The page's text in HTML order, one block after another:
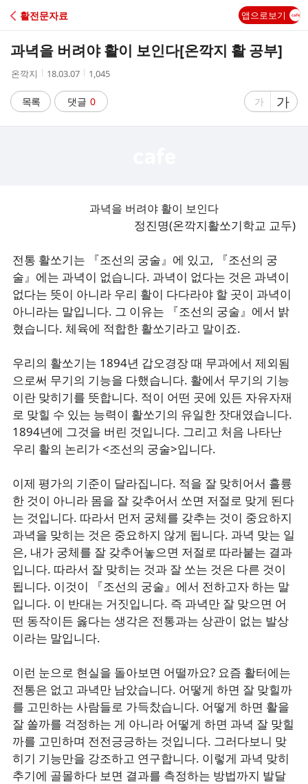
C
A
활전문자료 앱으로보기
과녁을 버려야 활이 보인다[온깍지 활 공부]
작
자
온깍지
작
시
간
18.03.07
조
수
1,045
목록 댓글 0
글
가
글
자
가
과녁을 버려야 활이 보인다
정진명(온깍지활쏘기학교 교두)
전통 활쏘기는 『조선의 궁술』에 있고, 『조선의 궁
술』에는 과녁이 없습니다. 과녁이 없다는 것은 과녁이
없다는 뜻이 아니라 우리 활이 다다라야 할 곳이 과녁이
아니라는 말입니다. 그 이유는 『조선의 궁술』에서 밝
혔습니다. 체육에 적합한 활쏘기라고 말이죠.
우리의 활쏘기는 1894년 갑오경장 때 무과에서 제외됨
으로써 무기의 기능을 다했습니다. 활에서 무기의 기능
이란 맞히기를 뜻합니다. 적이 어떤 곳에 있든 자유자재
로 맞힐 수 있는 능력이 활쏘기의 유일한 잣대였습니다.
1894년에 그것을 버린 것입니다. 그리고 처음 나타난
우리 활의 논리가 <조선의 궁술>입니다.
이제 평가의 기준이 달라집니다. 적을 잘 맞히어서 흘륭
한 것이 아니라 몸을 잘 갖추어서 쏘면 저절로 맞게 된다
는 것입니다. 따라서 먼저 궁체를 갖추는 것이 중요하지
과녁을 맞히는 것은 중요하지 않게 됩니다. 과녁 맞는 일
은, 내가 궁체를 잘 갖추어놓으면 저절로 따라붙는 결과
입니다. 따라서 잘 맞히는 것과 잘 쏘는 것은 다른 것이
됩니다. 이것이 『조선의 궁술』에서 전하고자 하는 말
입니다. 이 반대는 거짓입니다. 즉 과녁만 잘 맞으면 어
떤 동작이든 옳다는 생각은 전통과는 상관이 없는 발상
이라는 말입니다.
이런 눈으로 현실을 돌아보면 어떨까요? 요즘 활터에는
전통은 없고 과녁만 남았습니다. 어떻게 하면 잘 맞힐까
를 고민하는 사람들로 가득찼습니다. 어떻게 하면 활을
잘 쏠까를 걱정하는 게 아니라 어떻게 하면 과녁 잘 맞힐
까를 고민하며 전전긍긍하는 것입니다. 그러다보니 맞
히기 기능만을 강조하고 연구합니다. 이렇게 과녁 맞히
추기에 골몰하다 보면 결과를 측정하는 방법까지 발달